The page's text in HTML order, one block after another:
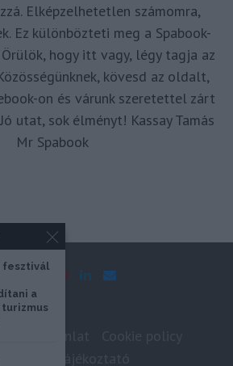
Elképzelhetetlen számomra,
Ez különbözteti meg a Spabook-
hogy itt vagy, légy tagja az
kövesd az oldalt,
on és várunk szeretettel zárt
utat, sok élményt! Kassay Tamás
Mr Spabook
tájékoztató
fesztivál
a